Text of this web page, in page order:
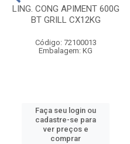
LING. CONG APIMENT 600G
BT GRILL CX12KG
Código: 72100013
Embalagem: KG
Faça seu login ou
cadastre-se para
ver preços e
comprar